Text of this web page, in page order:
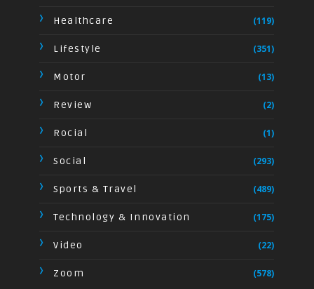
Healthcare (119)
Lifestyle (351)
Motor (13)
Review (2)
Rocial (1)
Social (293)
Sports & Travel (489)
Technology & Innovation (175)
Video (22)
Zoom (578)